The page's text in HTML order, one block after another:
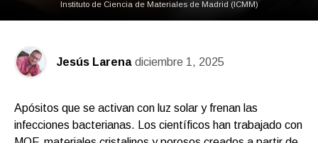
Instituto de Ciencia de Materiales de Madrid (ICMM)
Jesús Larena diciembre 1, 2025
Apósitos que se activan con luz solar y frenan las
infecciones bacterianas. Los científicos han trabajado con